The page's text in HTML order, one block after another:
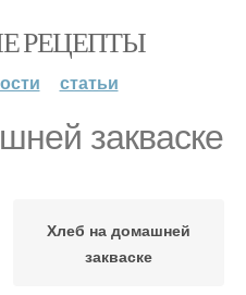
РЕЦЕПТЫ
статьи
закваске
Хлеб на домашней
закваске